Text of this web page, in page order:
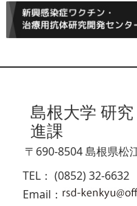
島根大学 研
進課
〒690-8504 島根県松
TEL： (0852) 32-
Email：